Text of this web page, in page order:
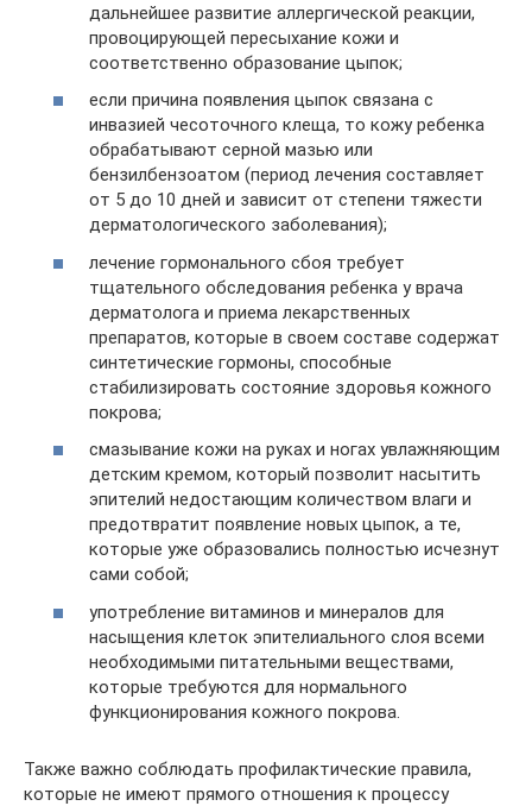
дальнейшее развитие аллергической реакции,
провоцирующей пересыхание кожи и
соответственно образование цыпок;
если причина появления цыпок связана с
инвазией чесоточного клеща, то кожу ребенка
обрабатывают серной мазью или
бензилбензоатом (период лечения составляет
от 5 до 10 дней и зависит от степени тяжести
дерматологического заболевания);
лечение гормонального сбоя требует
тщательного обследования ребенка у врача
дерматолога и приема лекарственных
препаратов, которые в своем составе содержат
синтетические гормоны, способные
стабилизировать состояние здоровья кожного
покрова;
смазывание кожи на руках и ногах увлажняющим
детским кремом, который позволит насытить
эпителий недостающим количеством влаги и
предотвратит появление новых цыпок, а те,
которые уже образовались полностью исчезнут
сами собой;
употребление витаминов и минералов для
насыщения клеток эпителиального слоя всеми
необходимыми питательными веществами,
которые требуются для нормального
функционирования кожного покрова.
Также важно соблюдать профилактические правила,
которые не имеют прямого отношения к процессу